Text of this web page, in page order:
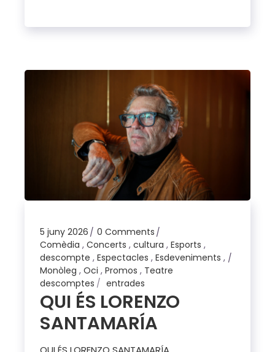
5 juny 2026
0 Comments
Comèdia ,Concerts ,cultura ,Esports ,
descompte ,Espectacles ,Esdeveniments ,
Monòleg ,Oci ,Promos , Teatre
descomptes
entrades
QUI ÉS LORENZO
SANTAMARÍA